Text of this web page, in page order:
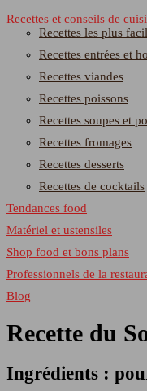
Recettes et conseils de
Recettes les plus
Recettes entrées et
Recettes viandes
Recettes poissons
Recettes soupes et
Recettes fromages
Recettes desserts
Recettes de cocktails
Tendances food
Matériel et ustensiles
Shop food et bons plans
Professionnels de la
Blog
Recette du
Ingrédients :